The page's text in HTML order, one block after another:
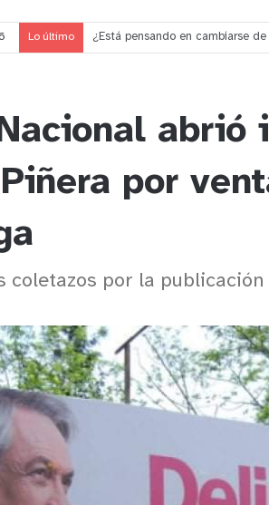
Lo último Gobernador compromete
abrió
por
coletazos por la publicación